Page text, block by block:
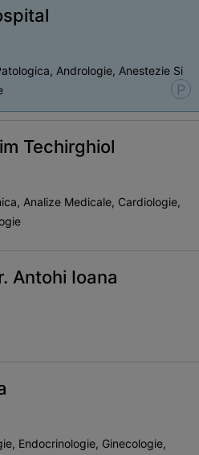
Andrologie, Anestezie Si
P
Techirghiol
Analize Medicale, Cardiologie,
Antohi Ioana
Endocrinologie, Ginecologie,